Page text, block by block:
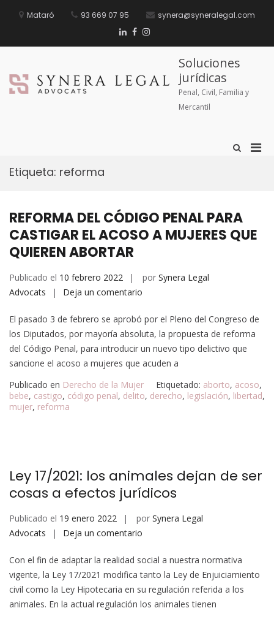
Mataró 93 669 07 95 synera@syneralegal.com
Soluciones
jurídicas
Penal, Civil, Familia y
Mercantil
Etiqueta: reforma
REFORMA DEL CÓDIGO PENAL PARA
CASTIGAR EL ACOSO A MUJERES QUE
QUIEREN ABORTAR
Publicado el 10 febrero 2022 por Synera Legal
Advocats
Deja un comentario
El pasado 3 de febrero se aprobó por el Pleno del Congreso de
los Diputados, por mayoría absoluta, la propuesta de reforma
del Código Penal, para introducir un nuevo tipo delictivo que
sancione el acoso a mujeres que acuden a
Publicado en Derecho de la Mujer Etiquetado: aborto, acoso,
bebe, castigo, código penal, delito, derecho, legislación, libertad,
mujer, reforma
Ley 17/2021: los animales dejan de ser
cosas a efectos jurídicos
Publicado el 19 enero 2022 por Synera Legal
Advocats
Deja un comentario
Con el fin de adaptar la realidad social a nuestra normativa
vigente, la Ley 17/2021 modifica tanto la Ley de Enjuiciamiento
civil como la Ley Hipotecaria en su regulación referida a los
animales. En la actual regulación los animales tienen